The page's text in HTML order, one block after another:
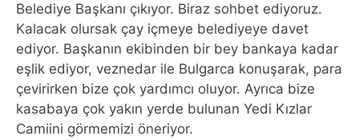
Belediye Başkanı çıkıyor. Biraz sohbet ediyoruz.
Kalacak olursak çay içmeye belediyeye davet
ediyor. Başkanın ekibinden bir bey bankaya kadar
eşlik ediyor, veznedar ile Bulgarca konuşarak, para
çevirirken bize çok yardımcı oluyor. Ayrıca bize
kasabaya çok yakın yerde bulunan Yedi Kızlar
Camiini görmemizi öneriyor.